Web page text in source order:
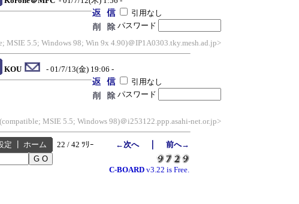
引用なし
パスワード
MSIE 5.5; Windows 98; Win 9x 4.90)＠IP1A0303.tky.mesh.ad.jp>
KOU
- 01/7/13(金) 19:06 -
引用なし
パスワード
MSIE 5.5; Windows 98)＠i253122.ppp.asahi-net.or.jp>
定 ホーム 22 / 42 ﾂﾘｰ ←次へ｜ 前へ→
C-BOARD v3.22 is Free.